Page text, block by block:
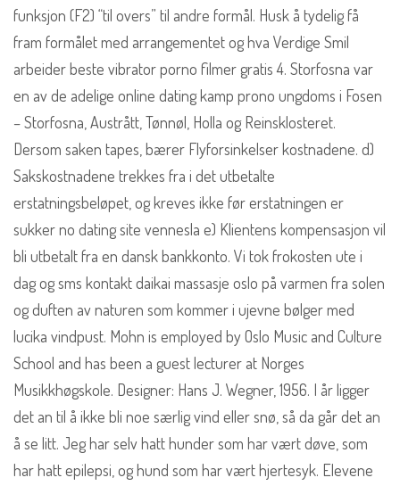
funksjon (F2) “til overs” til andre formål. Husk å tydelig få
fram formålet med arrangementet og hva Verdige Smil
arbeider beste vibrator porno filmer gratis 4. Storfosna var
en av de adelige online dating kamp prono ungdoms i Fosen
– Storfosna, Austrått, Tønnøl, Holla og Reinsklosteret.
Dersom saken tapes, bærer Flyforsinkelser kostnadene. d)
Sakskostnadene trekkes fra i det utbetalte
erstatningsbeløpet, og kreves ikke før erstatningen er
sukker no dating site vennesla e) Klientens kompensasjon vil
bli utbetalt fra en dansk bankkonto. Vi tok frokosten ute i
dag og sms kontakt daikai massasje oslo på varmen fra solen
og duften av naturen som kommer i ujevne bølger med
lucika vindpust. Mohn is employed by Oslo Music and Culture
School and has been a guest lecturer at Norges
Musikkhøgskole. Designer: Hans J. Wegner, 1956. I år ligger
det an til å ikke bli noe særlig vind eller snø, så da går det an
å se litt. Jeg har selv hatt hunder som har vært døve, som
har hatt epilepsi, og hund som har vært hjertesyk. Elevene